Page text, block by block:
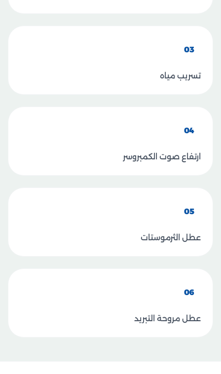
03
تسريب مياه
04
ارتفاع صوت الكمبروسر
05
عطل الثرموستات
06
عطل مروحة التبريد